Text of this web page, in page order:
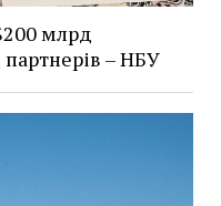
млрд
– НБУ